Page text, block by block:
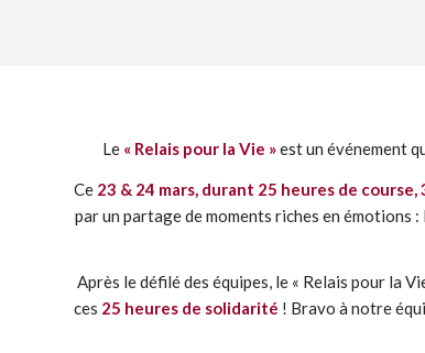
Le « Relais pour la Vie »est un événement
Ce 23 & 24 mars, durant 25 heures de
par un partage de moments riches en
Après le défilé des équipes, le « Relais pour la
ces 25 heures de solidarité ! Bravo à notre